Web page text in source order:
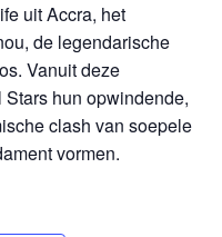
uit Accra, het
de legendarische
Vanuit deze
hun opwindende,
clash van soepele
vormen.